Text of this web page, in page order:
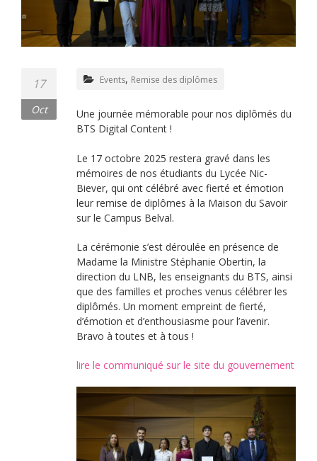
17
Oct
Events, Remise des diplômes
Une journée mémorable pour nos diplômés du
BTS Digital Content !
Le 17 octobre 2025 restera gravé dans les
mémoires de nos étudiants du Lycée Nic-
Biever, qui ont célébré avec fierté et émotion
leur remise de diplômes à la Maison du Savoir
sur le Campus Belval.
La cérémonie s’est déroulée en présence de
Madame la Ministre Stéphanie Obertin, la
direction du LNB, les enseignants du BTS, ainsi
que des familles et proches venus célébrer les
diplômés. Un moment empreint de fierté,
d’émotion et d’enthousiasme pour l’avenir.
Bravo à toutes et à tous !
lire le communiqué sur le site du gouvernement